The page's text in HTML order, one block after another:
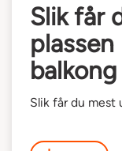
Slik får
balkong
Slik får du mest